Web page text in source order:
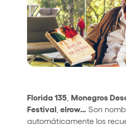
Follow us on tiktok
Follow us on facebook
Follow us on instagram
Follow us on twitter
Follow us on
Follow us on
Privacy Policy
Cookies Notice
Sustainability Policy
Florida 135, Monegros
Festival elrow… Son
automáticamente los